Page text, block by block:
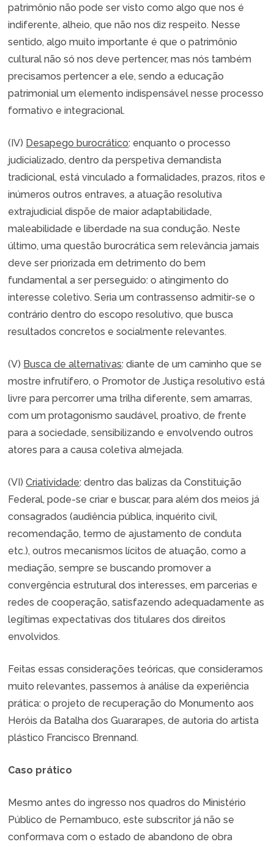
patrimônio não pode ser visto como algo que nos é
indiferente, alheio, que não nos diz respeito. Nesse
sentido, algo muito importante é que o patrimônio
cultural não só nos deve pertencer, mas nós também
precisamos pertencer a ele, sendo a educação
patrimonial um elemento indispensável nesse processo
formativo e integracional.
(IV) Desapego burocrático: enquanto o processo
judicializado, dentro da perspetiva demandista
tradicional, está vinculado a formalidades, prazos, ritos e
inúmeros outros entraves, a atuação resolutiva
extrajudicial dispõe de maior adaptabilidade,
maleabilidade e liberdade na sua condução. Neste
último, uma questão burocrática sem relevância jamais
deve ser priorizada em detrimento do bem
fundamental a ser perseguido: o atingimento do
interesse coletivo. Seria um contrassenso admitir-se o
contrário dentro do escopo resolutivo, que busca
resultados concretos e socialmente relevantes.
(V) Busca de alternativas: diante de um caminho que se
mostre infrutífero, o Promotor de Justiça resolutivo está
livre para percorrer uma trilha diferente, sem amarras,
com um protagonismo saudável, proativo, de frente
para a sociedade, sensibilizando e envolvendo outros
atores para a causa coletiva almejada.
(VI)Criatividade: dentro das balizas da Constituição
Federal, pode-se criar e buscar, para além dos meios já
consagrados (audiência pública, inquérito civil,
recomendação, termo de ajustamento de conduta
etc.), outros mecanismos lícitos de atuação, como a
mediação, sempre se buscando promover a
convergência estrutural dos interesses, em parcerias e
redes de cooperação, satisfazendo adequadamente as
legítimas expectativas dos titulares dos direitos
envolvidos.
Feitas essas considerações teóricas, que consideramos
muito relevantes, passemos à análise da experiência
prática: o projeto de recuperação do Monumento aos
Heróis da Batalha dos Guararapes, de autoria do artista
plástico Francisco Brennand.
Caso prático
Mesmo antes do ingresso nos quadros do Ministério
Público de Pernambuco, este subscritor já não se
conformava com o estado de abandono de obra